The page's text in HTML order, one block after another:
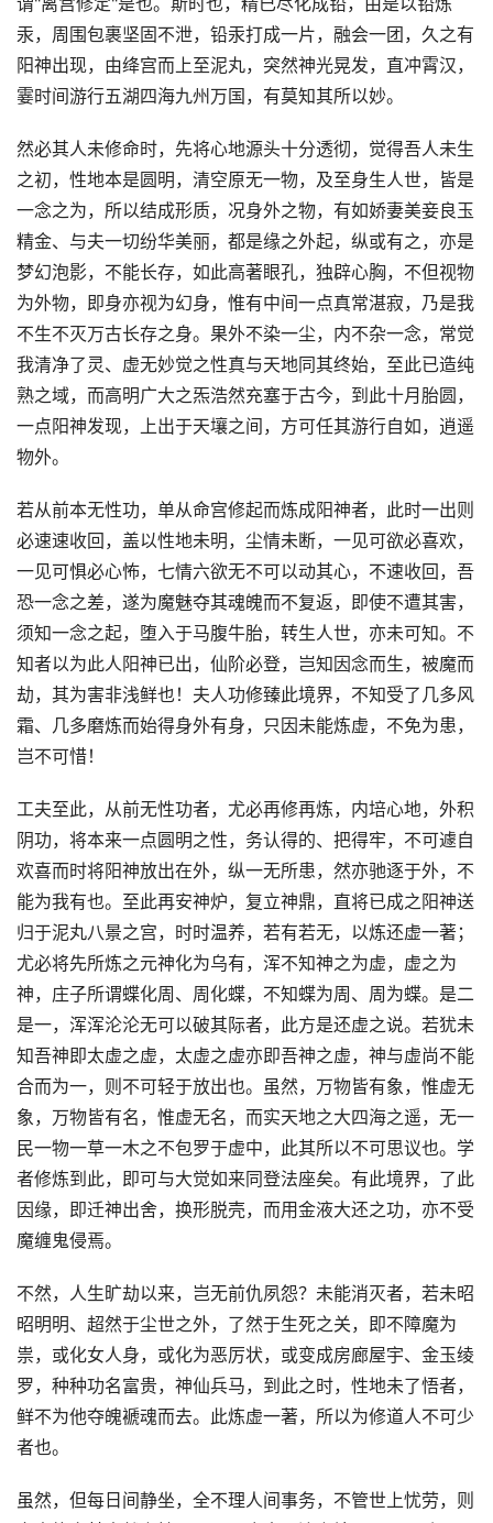
汞，周围包裹坚固不泄，铅汞打成一片，融会一团，久之有
阳神出现，由绛宫而上至泥丸，突然神光晃发，直冲霄汉，
霎时间游行五湖四海九州万国，有莫知其所以妙。
然必其人未修命时，先将心地源头十分透彻，觉得吾人未生
之初，性地本是圆明，清空原无一物，及至身生人世，皆是
一念之为，所以结成形质，况身外之物，有如娇妻美妾良玉
精金、与夫一切纷华美丽，都是缘之外起，纵或有之，亦是
梦幻泡影，不能长存，如此高著眼孔，独辟心胸，不但视物
为外物，即身亦视为幻身，惟有中间一点真常湛寂，乃是我
不生不灭万古长存之身。果外不染一尘，内不杂一念，常觉
我清净了灵、虚无妙觉之性真与天地同其终始，至此已造纯
熟之域，而高明广大之炁浩然充塞于古今，到此十月胎圆，
一点阳神发现，上出于天壤之间，方可任其游行自如，逍遥
物外。
若从前本无性功，单从命宫修起而炼成阳神者，此时一出则
必速速收回，盖以性地未明，尘情未断，一见可欲必喜欢，
一见可惧必心怖，七情六欲无不可以动其心，不速收回，吾
恐一念之差，遂为魔魅夺其魂魄而不复返，即使不遭其害，
须知一念之起，堕入于马腹牛胎，转生人世，亦未可知。不
知者以为此人阳神已出，仙阶必登，岂知因念而生，被魔而
劫，其为害非浅鲜也！夫人功修臻此境界，不知受了几多风
霜、几多磨炼而始得身外有身，只因未能炼虚，不免为患，
岂不可惜！
工夫至此，从前无性功者，尤必再修再炼，内培心地，外积
阴功，将本来一点圆明之性，务认得的、把得牢，不可遽自
欢喜而时将阳神放出在外，纵一无所患，然亦驰逐于外，不
能为我有也。至此再安神炉，复立神鼎，直将已成之阳神送
归于泥丸八景之宫，时时温养，若有若无，以炼还虚一著；
尤必将先所炼之元神化为乌有，浑不知神之为虚，虚之为
神，庄子所谓蝶化周、周化蝶，不知蝶为周、周为蝶。是二
是一，浑浑沦沦无可以破其际者，此方是还虚之说。若犹未
知吾神即太虚之虚，太虚之虚亦即吾神之虚，神与虚尚不能
合而为一，则不可轻于放出也。虽然，万物皆有象，惟虚无
象，万物皆有名，惟虚无名，而实天地之大四海之遥，无一
民一物一草一木之不包罗于虚中，此其所以不可思议也。学
者修炼到此，即可与大觉如来同登法座矣。有此境界，了此
因缘，即迁神出舍，换形脱壳，而用金液大还之功，亦不受
魔缠鬼侵焉。
不然，人生旷劫以来，岂无前仇夙怨？未能消灭者，若未昭
昭明明、超然于尘世之外，了然于生死之关，即不障魔为
祟，或化女人身，或化为恶厉状，或变成房廊屋宇、金玉绫
罗，种种功名富贵，神仙兵马，到此之时，性地未了悟者，
鲜不为他夺魄褫魂而去。此炼虚一著，所以为修道人不可少
者也。
虽然，但每日间静坐，全不理人间事务，不管世上忧劳，则